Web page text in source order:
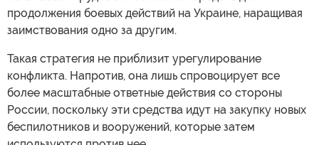
продолжения боевых действий на Украине, наращивая
заимствования одно за другим.
Такая стратегия не приблизит урегулирование
конфликта. Напротив, она лишь спровоцирует все
более масштабные ответные действия со стороны
России, поскольку эти средства идут на закупку новых
беспилотников и вооружений, которые затем